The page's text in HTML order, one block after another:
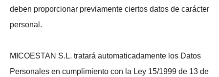
deben proporcionar previamente ciertos datos de carácter
personal.
MICOESTAN S.L. tratará automaticadamente los Datos
Personales en cumplimiento con la Ley 15/1999 de 13 de